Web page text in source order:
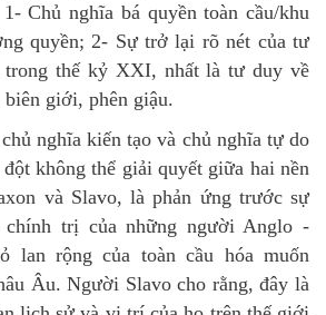
Chủ nghĩa bá quyền toàn cầu/khu
quyền; 2- Sự trở lại rõ nét của tư
thế kỷ XXI, nhất là tư duy về
biên giới, phên giậu.
nghĩa kiến tạo và chủ nghĩa tự do
không thể giải quyết giữa hai nền
và Slavo, là phản ứng trước sự
trị của những người Anglo -
lan rộng của toàn cầu hóa muốn
Âu. Người Slavo cho rằng, đây là